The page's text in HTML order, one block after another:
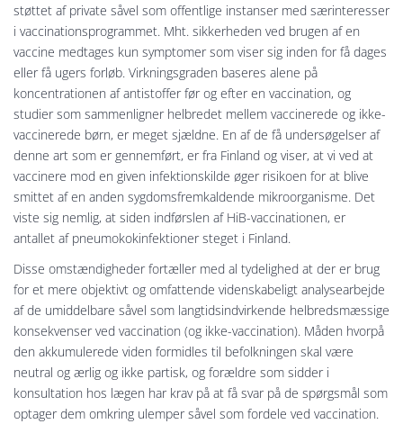
støttet af private såvel som offentlige instanser med særinteresser
i vaccinationsprogrammet. Mht. sikkerheden ved brugen af en
vaccine medtages kun symptomer som viser sig inden for få dages
eller få ugers forløb. Virkningsgraden baseres alene på
koncentrationen af antistoffer før og efter en vaccination, og
studier som sammenligner helbredet mellem vaccinerede og ikke-
vaccinerede børn, er meget sjældne. En af de få undersøgelser af
denne art som er gennemført, er fra Finland og viser, at vi ved at
vaccinere mod en given infektionskilde øger risikoen for at blive
smittet af en anden sygdomsfremkaldende mikroorganisme. Det
viste sig nemlig, at siden indførslen af HiB-vaccinationen, er
antallet af pneumokokinfektioner steget i Finland.
Disse omstændigheder fortæller med al tydelighed at der er brug
for et mere objektivt og omfattende videnskabeligt analysearbejde
af de umiddelbare såvel som langtidsindvirkende helbredsmæssige
konsekvenser ved vaccination (og ikke-vaccination). Måden hvorpå
den akkumulerede viden formidles til befolkningen skal være
neutral og ærlig og ikke partisk, og forældre som sidder i
konsultation hos lægen har krav på at få svar på de spørgsmål som
optager dem omkring ulemper såvel som fordele ved vaccination.